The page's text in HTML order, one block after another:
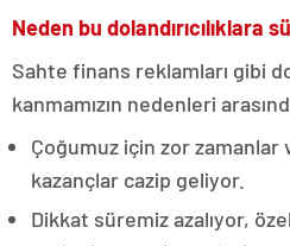
Neden bu dolandırıcılıklara
Sahte finans reklamları gibi
kanmamızın nedenleri
Çoğumuz için zor zamanlar
kazançlar cazip geliyor.
Dikkat süremiz azalıyor,